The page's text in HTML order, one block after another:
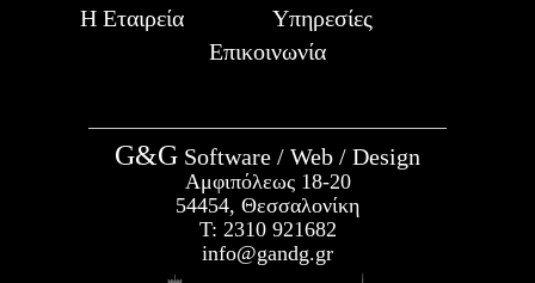
Η Εταιρεία
Υπηρεσίες
Επικοινωνία
G&G Software / Web / Design
Αμφιπόλεως 18-20
54454, Θεσσαλονίκη
Τ: 2310 921682
info@gandg.gr